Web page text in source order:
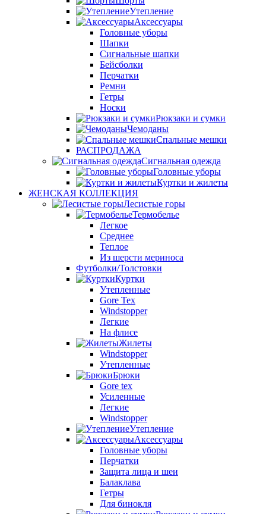
Утепление
Аксессуары
Головные уборы
Шапки
Сигнальные шапки
Бейсболки
Перчатки
Ремни
Гетры
Носки
Рюкзаки и сумки
Чемоданы
Спальные мешки
РАСПРОДАЖА
Сигнальная одежда
Головные уборы
Куртки и жилеты
ЖЕНСКАЯ КОЛЛЕКЦИЯ
Лесистые горы
Термобелье
Легкое
Среднее
Теплое
Из шерсти мериноса
Футболки/Толстовки
Куртки
Утепленные
Gore Tex
Windstopper
Легкие
На флисе
Жилеты
Windstopper
Утепленные
Брюки
Gore tex
Усиленные
Легкие
Windstopper
Утепление
Аксессуары
Головные уборы
Перчатки
Защита лица и шеи
Балаклава
Гетры
Для бинокля